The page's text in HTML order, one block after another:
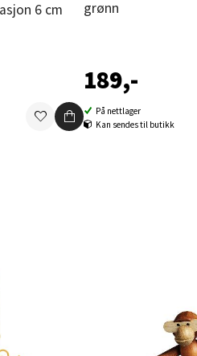
grønn
189,-
På nettlager
Kan sendes til butikk